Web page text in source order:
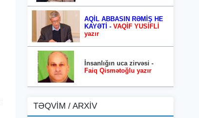
AQİL ABBASIN RƏMİŞ HE
KAYƏTİ - VAQİF YUSİFLİ
yazır
İnsanlığın uca zirvəsi -
Faiq Qismətoğlu yazır
TƏQVİM / ARXİV